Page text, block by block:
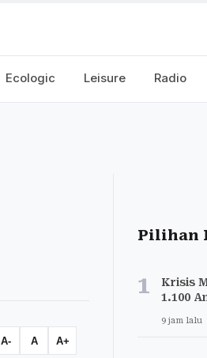
Ecologic Leisure Radio
A- A A+
Pilihan
1
Krisis
1.100
9 jam lalu